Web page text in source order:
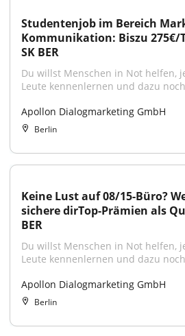
Studentenjob im Bereich
Kommunikation: Biszu 275€/
SK BER
Du willst Menschen in Not helfen,
Leute kennenlernen und dazu
Apollon Dialogmarketing GmbH
Berlin
Keine Lust auf 08/15-Büro?
sichere dirTop-Prämien als
BER
Du willst Menschen in Not helfen,
Leute kennenlernen und dazu
Apollon Dialogmarketing GmbH
Berlin